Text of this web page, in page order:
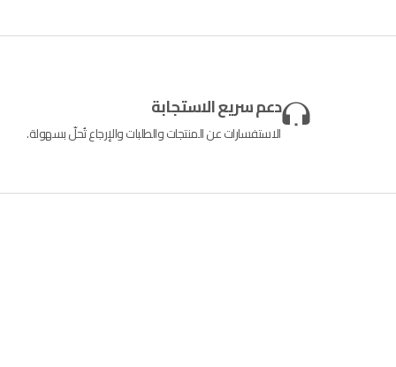
دعم سريع الاستجابة
الاستفسارات عن المنتجات والطلبات والإرجاع تُحلّ بسهولة.